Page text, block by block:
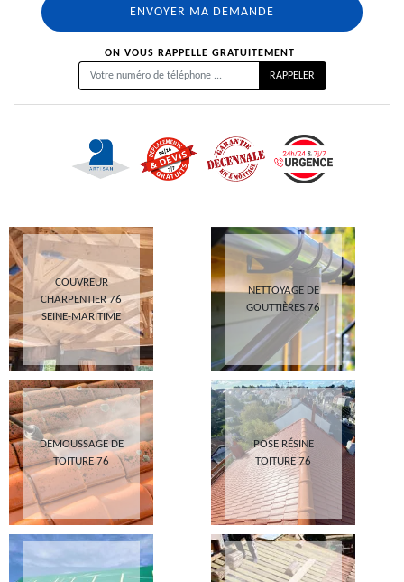
ON VOUS RAPPELLE GRATUITEMENT
COUVREUR
CHARPENTIER 76
SEINE-MARITIME
NETTOYAGE DE
GOUTTIÈRES 76
DEMOUSSAGE DE
TOITURE 76
POSE RÉSINE
TOITURE 76